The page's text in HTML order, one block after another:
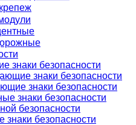
знаки безопасности
знаки безопасности
знаки безопасности
знаки безопасности
безопасности
знаки безопасности